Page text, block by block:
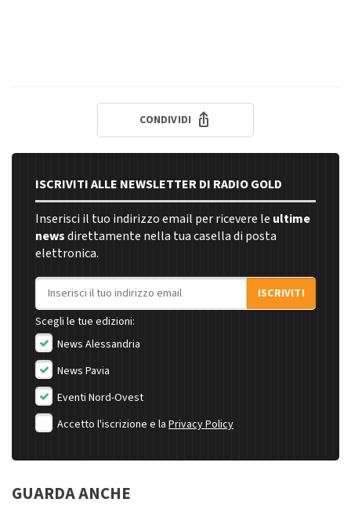
CONDIVIDI
ISCRIVITI ALLE NEWSLETTER DI RADIO GOLD
Inserisci il tuo indirizzo email per ricevere le ultime
newsdirettamente nella tua casella di posta
elettronica.
Indirizzo email
ISCRIVITI
Scegli le tue edizioni:
News Alessandria
News Pavia
Eventi Nord-Ovest
Accetto l'iscrizione e la Privacy Policy
GUARDA ANCHE